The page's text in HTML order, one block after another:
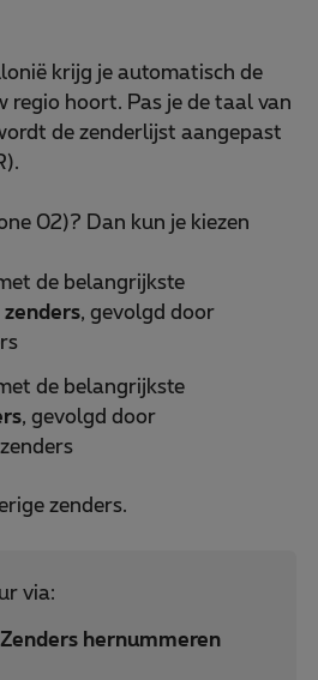
krijg je automatisch de
regio hoort. Pas je de taal van
de zenderlijst aangepast
02)? Dan kun je kiezen
de belangrijkste
, gevolgd door
de belangrijkste
, gevolgd door
zenders.
via:
Zenders hernummeren